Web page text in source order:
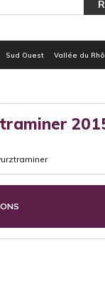
Sud Ouest Vallée du